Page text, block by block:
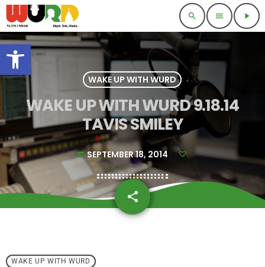
Open toolbar
search menu play_arrow
WAKE UP WITH WURD
WAKE UP WITH WURD 9.18.14
TAVIS SMILEY
today SEPTEMBER 18, 2014
share
email
WAKE UP WITH WURD